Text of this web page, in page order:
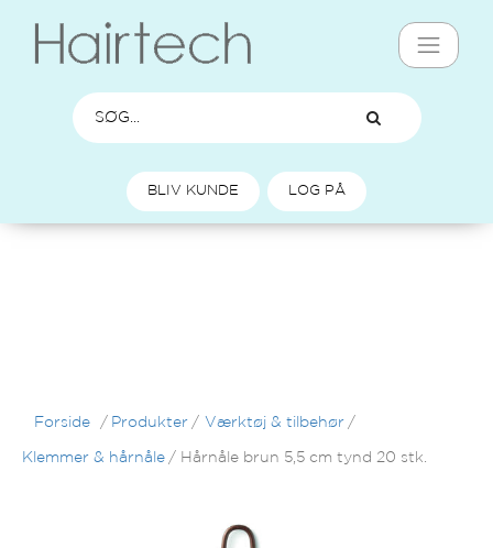
BLIV KUNDE LOG PÅ
Forside / Produkter / Værktøj & tilbehør /
Klemmer & hårnåle / Hårnåle brun 5,5 cm tynd 20 stk.